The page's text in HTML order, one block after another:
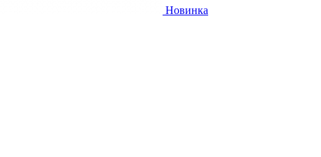
Новинка